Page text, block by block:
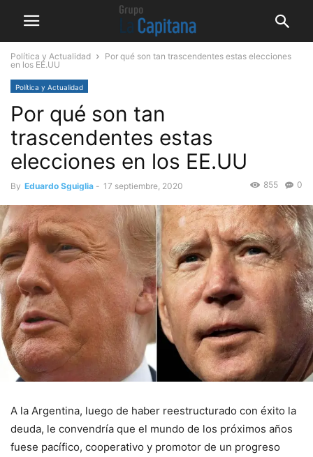
Política y Actualidad
Por qué son tan trascendentes estas elecciones
en los EE.UU
Política y Actualidad
Por qué son tan
trascendentes estas
elecciones en los EE.UU
By Eduardo Sguiglia - 17 septiembre, 2020 0
855
A la Argentina, luego de haber reestructurado con éxito la
deuda, le convendría que el mundo de los próximos años
fuese pacífico, cooperativo y promotor de un progreso